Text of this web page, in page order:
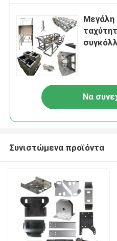
Μεγάλη
Να
Συνιστώμενα προϊόντα